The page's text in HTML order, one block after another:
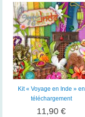
Kit « Voyage en Inde » en
téléchargement
11,90 €